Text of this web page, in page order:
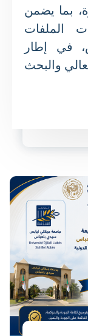
بما يضمن
الملفات
في إطار
والبحث